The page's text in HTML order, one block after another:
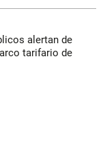
alertan de
tarifario de